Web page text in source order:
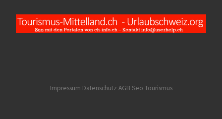
Impressum Datenschutz AGB Seo Tourismus